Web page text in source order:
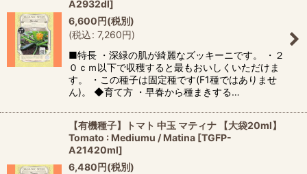
A2932dl]
6,600円(税別)
(税込: 7,260円)
■特長 ・深緑の肌が綺麗なズッキーニです。 ・２
０ｃｍ以下で収穫すると最もおいしくいただけま
す。 ・この種子は固定種です(F1種ではありませ
ん)。 ◆育て方 ・早春から種まきする…
【有機種子】トマト 中玉 マティナ 【大袋20ml】
Tomato : Mediumu / Matina [TGFP-
A21420ml]
6,480円(税別)